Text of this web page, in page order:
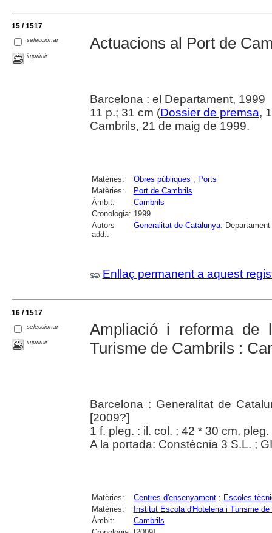
15 / 1517
seleccionar
imprimir
Actuacions al Port de
Barcelona : el Departament, 1999
11 p.; 31 cm (Dossier de premsa,
Cambrils, 21 de maig de 1999.
Matèries: Obres públiques ; Ports
Matèries:
Port de Cambrils
Àmbit:
Cambrils
Cronologia: 1999
Autors
add.:
Generalitat de Catalunya.
Enllaç permanent a aquest
16 / 1517
seleccionar
imprimir
Ampliació i reforma de
Turisme de Cambrils :
Barcelona : Generalitat de
[2009?]
1 f. pleg. : il. col. ; 42 * 30 cm,
A la portada: Constècnia 3 S.L. ;
Matèries: Centres d'ensenyament; Escoles
Matèries:
Institut Escola d'Hoteleria i Turisme de
Àmbit:
Cambrils